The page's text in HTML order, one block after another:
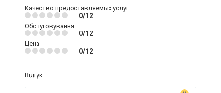
Качество предоставляемых услуг
0/12
Обслуговування
0/12
Цена
0/12
Відгук: